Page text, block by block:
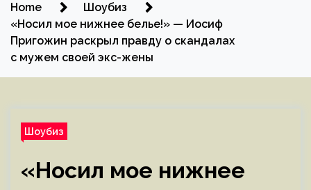
Home
Шоубиз
«Носил мое нижнее белье!» — Иосиф
Пригожин раскрыл правду о скандалах
с мужем своей экс-жены
Шоубиз
«Носил мое нижнее